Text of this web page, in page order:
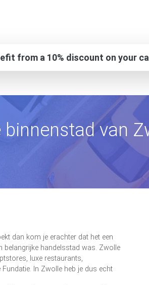
from a 10% discount on your
binnenstad van
dan kom je erachter dat het een
belangrijke handelsstad was. Zwolle
luxe restaurants,
In Zwolle heb je dus echt